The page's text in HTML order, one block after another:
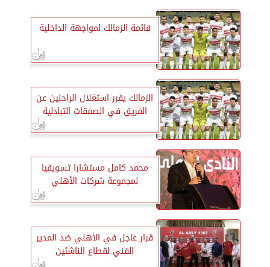
قائمة الزمالك لمواجهة الداخلية
الزمالك يقرر استغلال الراحلين عن
الفريق في الصفقات التبادلية
محمد كامل مستشارا تسويقيا
لمجموعة شركات الأهلي
قرار عاجل في الأهلي ضد المدير
الفني لقطاع الناشئين